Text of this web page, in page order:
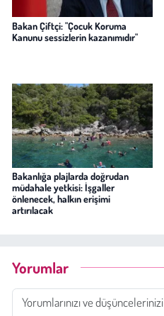
Bakan Çiftçi: "Çocuk Koruma
Kanunu sessizlerin kazanımıdır"
Bakanlığa plajlarda doğrudan
müdahale yetkisi: İşgaller
önlenecek, halkın erişimi
artırılacak
Yorumlar